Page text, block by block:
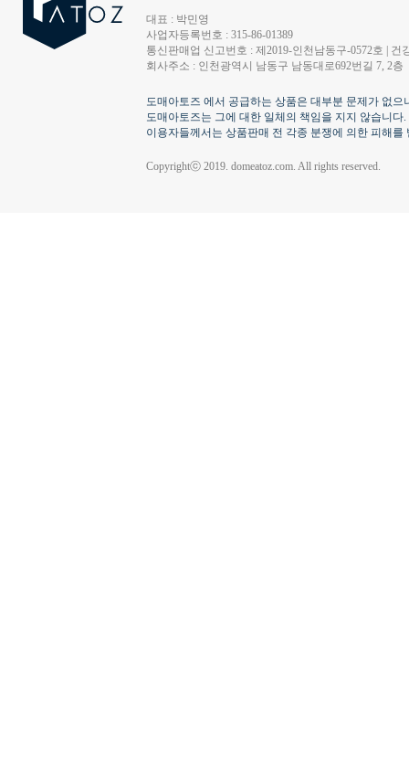
대표 : 박민영
사업자등록번호 : 315-86-01389
통신판매업 신고번호 : 제2019-인천남동구-0572호 | 건
회사주소 : 인천광역시 남동구 남동대로692번길 7, 2층
도매아토즈 에서 공급하는 상품은 대부분 문제가 없
도매아토즈는 그에 대한 일체의 책임을 지지 않습니다.
이용자들께서는 상품판매 전 각종 분쟁에 의한 피해
Copyrightⓒ 2019. domeatoz.com. All rights reserved.